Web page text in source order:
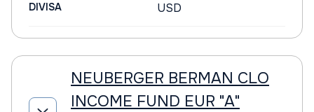
DIVISA USD
NEUBERGER BERMAN CLO
INCOME FUND EUR "A"